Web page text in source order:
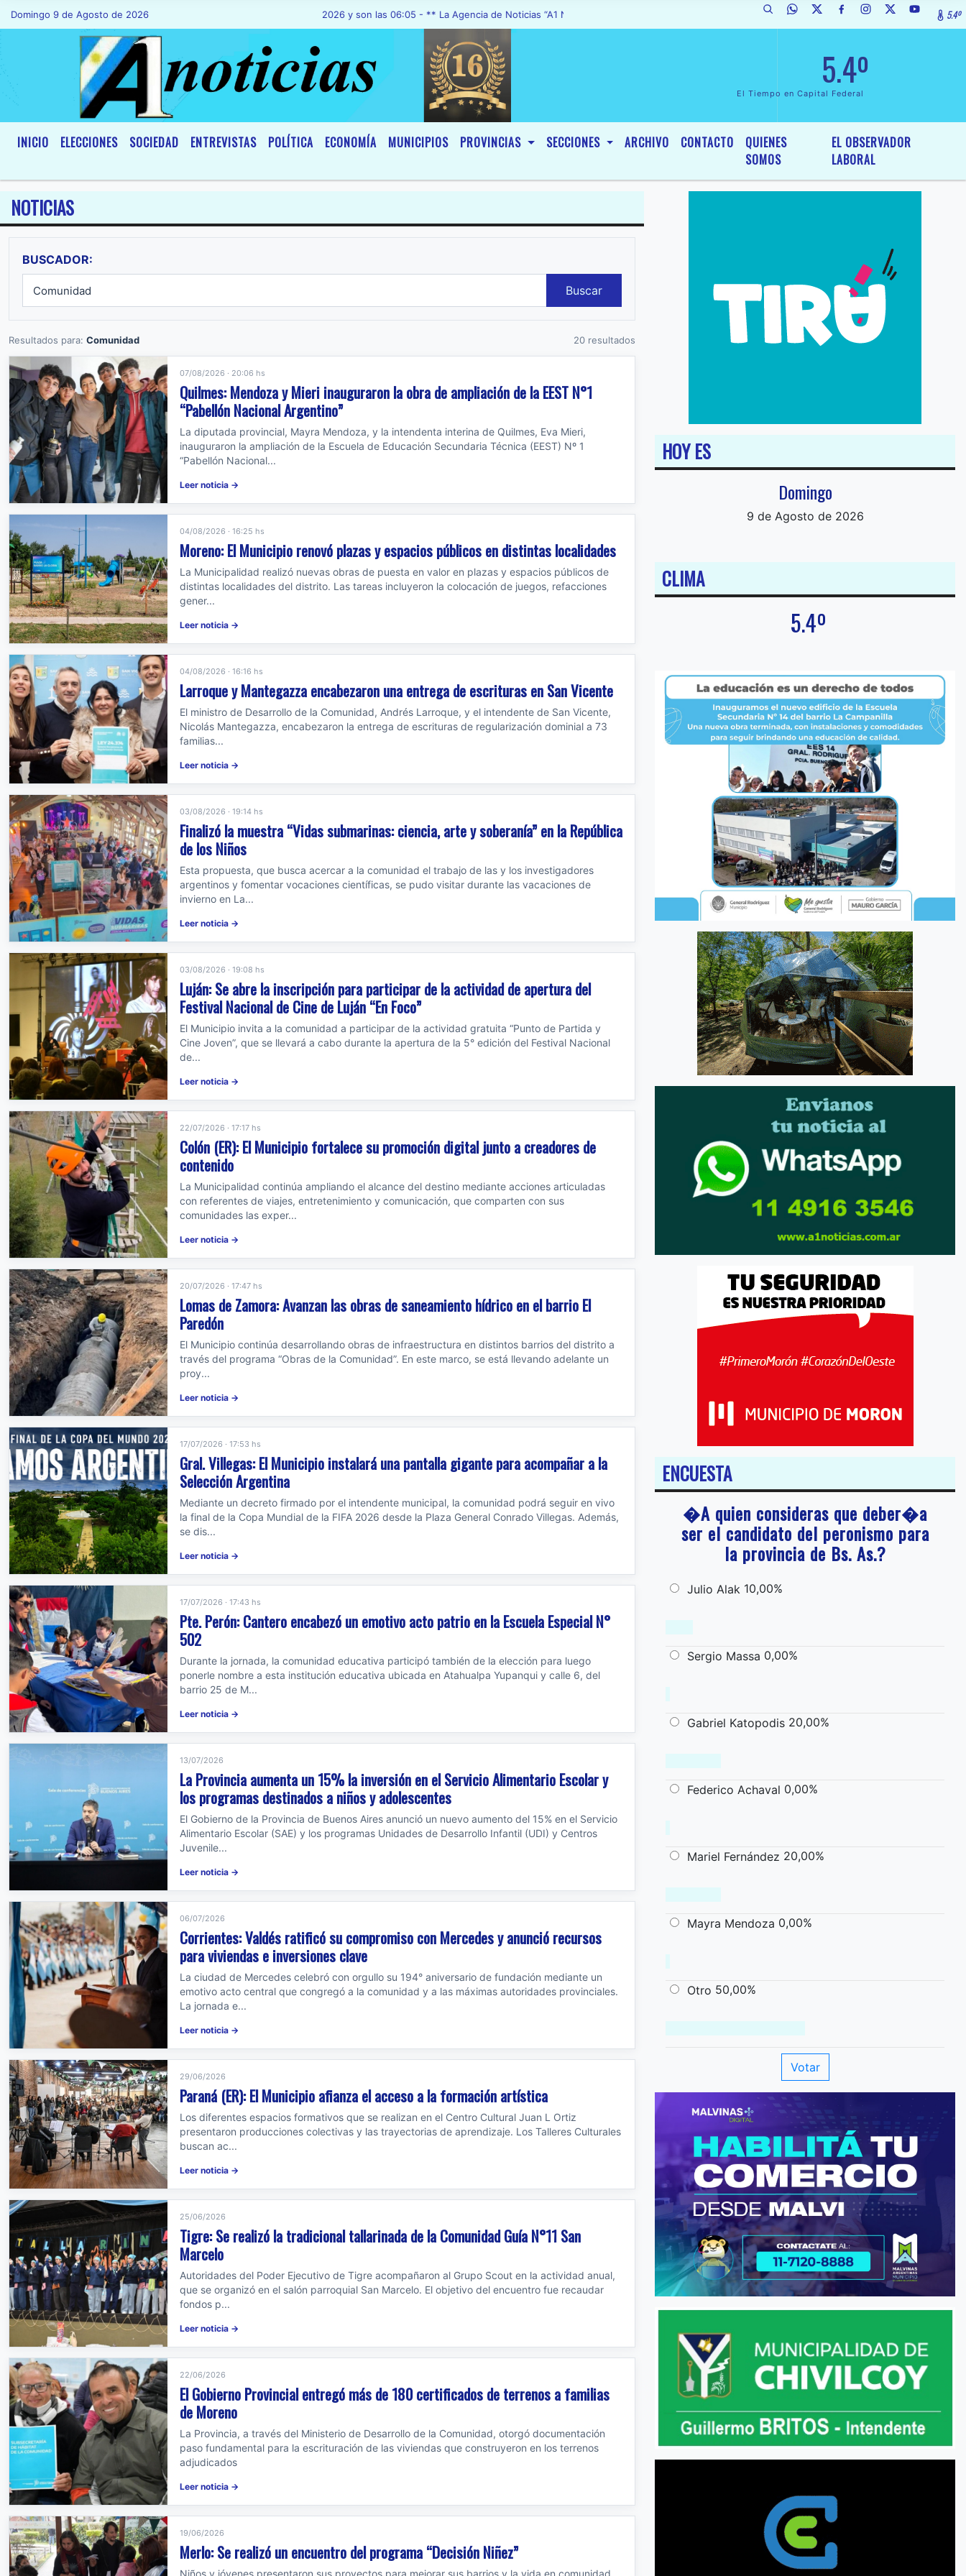
Domingo 9 de Agosto de 2026Hoy es Domingo 9 de Agosto de 2026 y son las 06:05 - ** La Agencia de Noticias “A1 Noticias”, fue declarada de Interés General y Legislativo, por Ordenanza Nº 6236/19 del HCD de 5.4º
5.4º
El Tiempo en Capital Federal
INICIO ELECCIONES SOCIEDAD ENTREVISTAS POLÍTICA ECONOMÍA MUNICIPIOS PROVINCIAS SECCIONES ARCHIVO CONTACTO
QUIENES
SOMOS
EL OBSERVADOR
LABORAL
NOTICIAS
BUSCADOR:
Buscar
Resultados para: Comunidad 20 resultados
07/08/2026 · 20:06 hs
Quilmes: Mendoza y Mieri inauguraron la obra de ampliación de la EEST N°1
“Pabellón Nacional Argentino”
La diputada provincial, Mayra Mendoza, y la intendenta interina de Quilmes, Eva Mieri,
inauguraron la ampliación de la Escuela de Educación Secundaria Técnica (EEST) Nº 1
“Pabellón Nacional...
Leer noticia →
04/08/2026 · 16:25 hs
Moreno: El Municipio renovó plazas y espacios públicos en distintas localidades
La Municipalidad realizó nuevas obras de puesta en valor en plazas y espacios públicos de
distintas localidades del distrito. Las tareas incluyeron la colocación de juegos, refacciones
gener...
Leer noticia →
04/08/2026 · 16:16 hs
Larroque y Mantegazza encabezaron una entrega de escrituras en San Vicente
El ministro de Desarrollo de la Comunidad, Andrés Larroque, y el intendente de San Vicente,
Nicolás Mantegazza, encabezaron la entrega de escrituras de regularización dominial a 73
familias...
Leer noticia →
03/08/2026 · 19:14 hs
Finalizó la muestra “Vidas submarinas: ciencia, arte y soberanía” en la República
de los Niños
Esta propuesta, que busca acercar a la comunidad el trabajo de las y los investigadores
argentinos y fomentar vocaciones científicas, se pudo visitar durante las vacaciones de
invierno en La...
Leer noticia →
03/08/2026 · 19:08 hs
Luján: Se abre la inscripción para participar de la actividad de apertura del
Festival Nacional de Cine de Luján “En Foco”
El Municipio invita a la comunidad a participar de la actividad gratuita “Punto de Partida y
Cine Joven”, que se llevará a cabo durante la apertura de la 5° edición del Festival Nacional
de...
Leer noticia →
22/07/2026 · 17:17 hs
Colón (ER): El Municipio fortalece su promoción digital junto a creadores de
contenido
La Municipalidad continúa ampliando el alcance del destino mediante acciones articuladas
con referentes de viajes, entretenimiento y comunicación, que comparten con sus
comunidades las exper...
Leer noticia →
20/07/2026 · 17:47 hs
Lomas de Zamora: Avanzan las obras de saneamiento hídrico en el barrio El
Paredón
El Municipio continúa desarrollando obras de infraestructura en distintos barrios del distrito a
través del programa “Obras de la Comunidad”. En este marco, se está llevando adelante un
proy...
Leer noticia →
17/07/2026 · 17:53 hs
Gral. Villegas: El Municipio instalará una pantalla gigante para acompañar a la
Selección Argentina
Mediante un decreto firmado por el intendente municipal, la comunidad podrá seguir en vivo
la final de la Copa Mundial de la FIFA 2026 desde la Plaza General Conrado Villegas. Además,
se dis...
Leer noticia →
17/07/2026 · 17:43 hs
Pte. Perón: Cantero encabezó un emotivo acto patrio en la Escuela Especial N°
502
Durante la jornada, la comunidad educativa participó también de la elección para luego
ponerle nombre a esta institución educativa ubicada en Atahualpa Yupanqui y calle 6, del
barrio 25 de M...
Leer noticia →
13/07/2026
La Provincia aumenta un 15% la inversión en el Servicio Alimentario Escolar y
los programas destinados a niños y adolescentes
El Gobierno de la Provincia de Buenos Aires anunció un nuevo aumento del 15% en el Servicio
Alimentario Escolar (SAE) y los programas Unidades de Desarrollo Infantil (UDI) y Centros
Juvenile...
Leer noticia →
06/07/2026
Corrientes: Valdés ratificó su compromiso con Mercedes y anunció recursos
para viviendas e inversiones clave
La ciudad de Mercedes celebró con orgullo su 194° aniversario de fundación mediante un
emotivo acto central que congregó a la comunidad y a las máximas autoridades provinciales.
La jornada e...
Leer noticia →
29/06/2026
Paraná (ER): El Municipio afianza el acceso a la formación artística
Los diferentes espacios formativos que se realizan en el Centro Cultural Juan L Ortiz
presentaron producciones colectivas y las trayectorias de aprendizaje. Los Talleres Culturales
buscan ac...
Leer noticia →
25/06/2026
Tigre: Se realizó la tradicional tallarinada de la Comunidad Guía N°11 San
Marcelo
Autoridades del Poder Ejecutivo de Tigre acompañaron al Grupo Scout en la actividad anual,
que se organizó en el salón parroquial San Marcelo. El objetivo del encuentro fue recaudar
fondos p...
Leer noticia →
22/06/2026
El Gobierno Provincial entregó más de 180 certificados de terrenos a familias
de Moreno
La Provincia, a través del Ministerio de Desarrollo de la Comunidad, otorgó documentación
paso fundamental para la escrituración de las viviendas que construyeron en los terrenos
adjudicados
Leer noticia →
19/06/2026
Merlo: Se realizó un encuentro del programa “Decisión Niñez”
Niños y jóvenes presentaron sus proyectos para mejorar sus barrios y la vida en comunidad,
HOY ES
Domingo
9 de Agosto de 2026
CLIMA
5.4º
ENCUESTA
�A quien consideras que deber�a
ser el candidato del peronismo para
la provincia de Bs. As.?
Julio Alak 10,00%
Sergio Massa 0,00%
Gabriel Katopodis 20,00%
Federico Achaval 0,00%
Mariel Fernández 20,00%
Mayra Mendoza 0,00%
Otro 50,00%